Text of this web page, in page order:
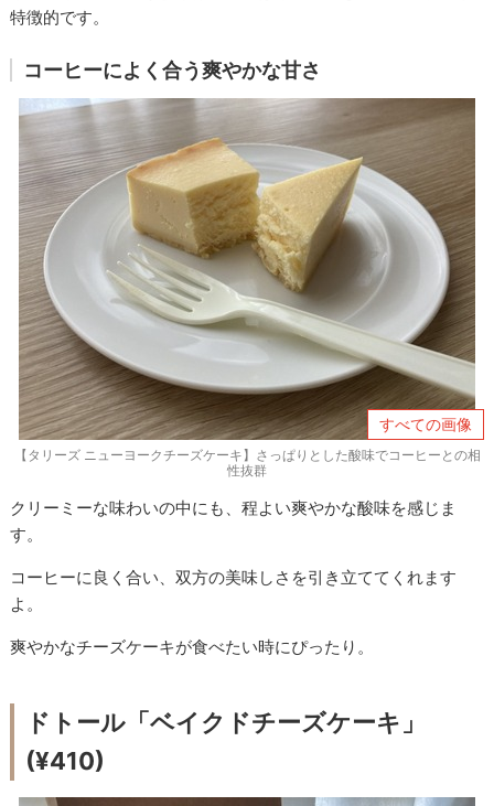
特徴的です。
コーヒーによく合う爽やかな甘さ
すべての画像
【タリーズ ニューヨークチーズケーキ】さっぱりとした酸味でコーヒーとの相
性抜群
クリーミーな味わいの中にも、程よい爽やかな酸味を感じま
す。
コーヒーに良く合い、双方の美味しさを引き立ててくれます
よ。
爽やかなチーズケーキが食べたい時にぴったり。
ドトール「ベイクドチーズケーキ」
(¥410)